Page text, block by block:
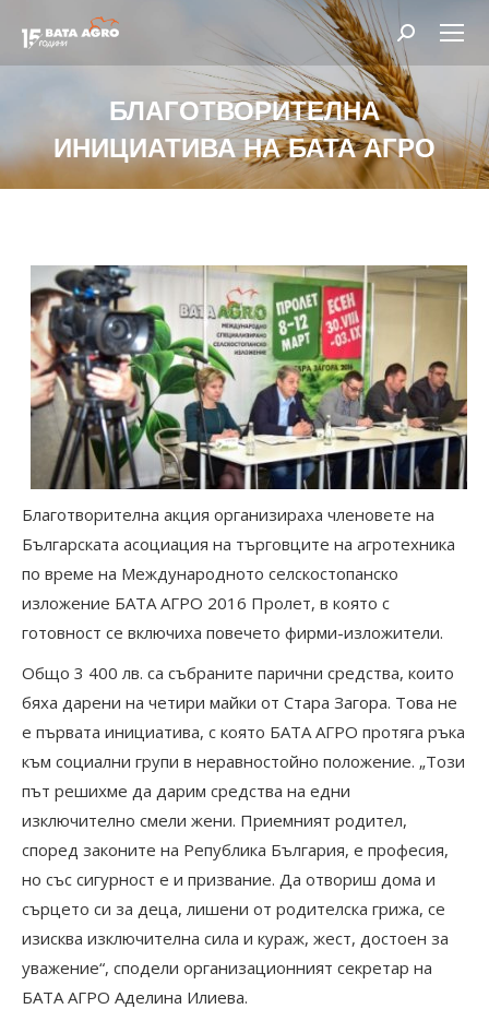
Search:
БЛАГОТВОРИТЕЛНА
ИНИЦИАТИВА НА БАТА АГРО
You are here:
Благотворителна акция организираха членовете на
Българската асоциация на търговците на агротехника
по време на Международното селскостопанско
изложение БАТА АГРО 2016 Пролет, в която с
готовност се включиха повечето фирми-изложители.
Общо 3 400 лв. са събраните парични средства, които
бяха дарени на четири майки от Стара Загора. Това не
е първата инициатива, с която БАТА АГРО протяга ръка
към социални групи в неравностойно положение. „Този
път решихме да дарим средства на едни
изключително смели жени. Приемният родител,
според законите на Република България, е професия,
но със сигурност е и призвание. Да отвориш дома и
сърцето си за деца, лишени от родителска грижа, се
изисква изключителна сила и кураж, жест, достоен за
уважение“, сподели организационният секретар на
БАТА АГРО Аделина Илиева.